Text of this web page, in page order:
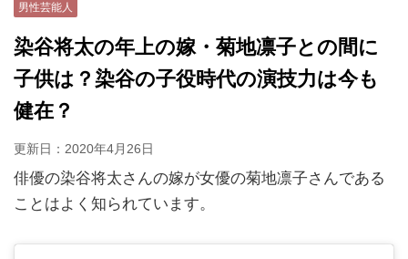
男性芸能人
染谷将太の年上の嫁・菊地凛子との間に
子供は？染谷の子役時代の演技力は今も
健在？
更新日： 2020年4月26日
俳優の染谷将太さんの嫁が女優の菊地凛子さんである
ことはよく知られています。